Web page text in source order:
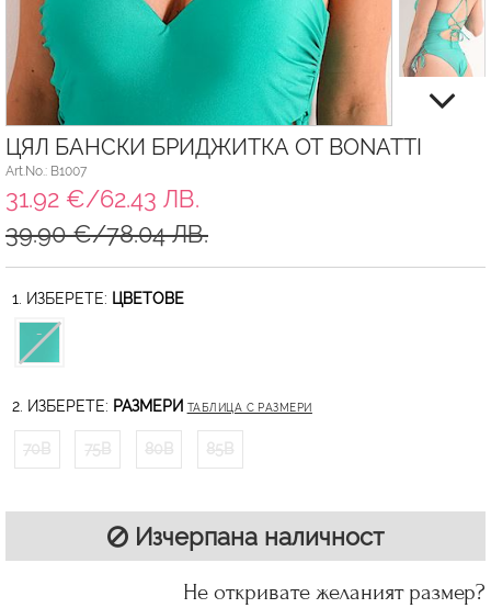
ЦЯЛ БАНСКИ БРИДЖИТКА ОТ BONATTI
Art.No.: B1007
31.92 €/62.43 ЛВ.
39.90 €/78.04 ЛВ.
1. ИЗБЕРЕТЕ: ЦВЕТОВЕ
2. ИЗБЕРЕТЕ: РАЗМЕРИ ТАБЛИЦА С РАЗМЕРИ
70B 75B 80B 85B
Изчерпана наличност
Не откривате желаният размер?